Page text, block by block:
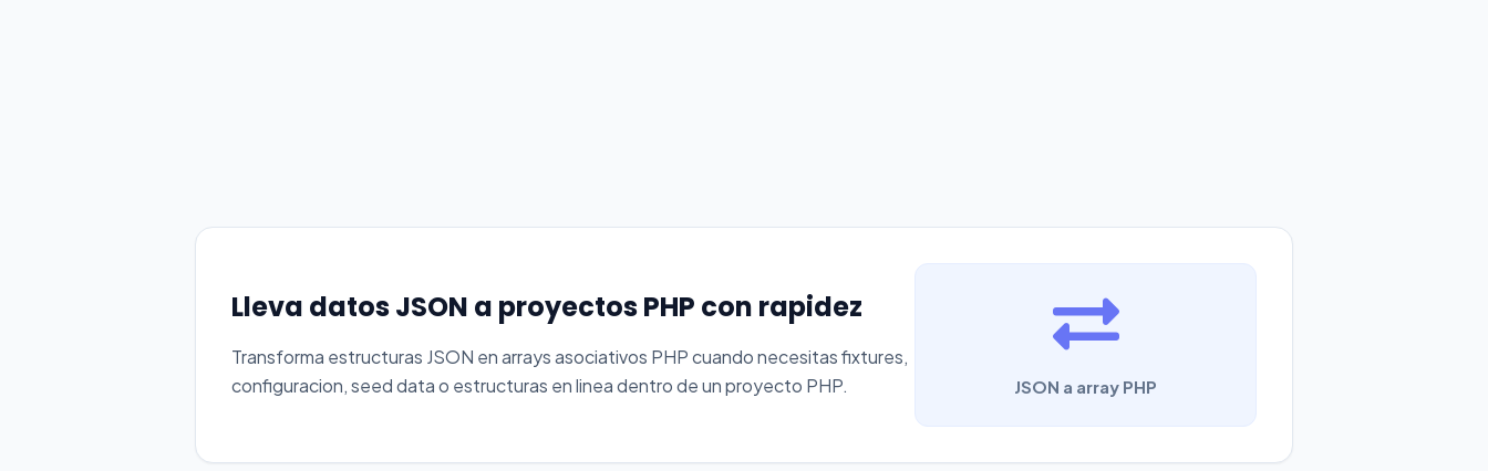
Lleva datos JSON a proyectos PHP con rapidez
Transforma estructuras JSON en arrays asociativos PHP cuando necesitas fixtures,
configuracion, seed data o estructuras en linea dentro de un proyecto PHP.
JSON a array PHP